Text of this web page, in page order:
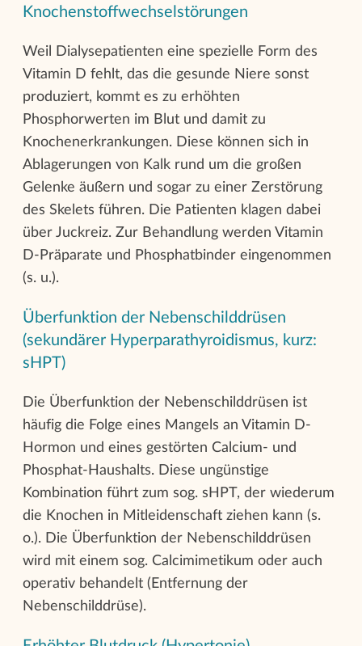
Knochenstoﬀwechselstörungen
Weil Dialysepatienten eine spezielle Form des
Vitamin D fehlt, das die gesunde Niere sonst
produziert, kommt es zu erhöhten
Phosphorwerten im Blut und damit zu
Knochenerkrankungen. Diese können sich in
Ablagerungen von Kalk rund um die großen
Gelenke äußern und sogar zu einer Zerstörung
des Skelets führen. Die Patienten klagen dabei
über Juckreiz. Zur Behandlung werden Vitamin
D-Präparate und Phosphatbinder eingenommen
(s. u.).
Überfunktion der Nebenschilddrüsen
(sekundärer Hyperparathyroidismus, kurz:
sHPT)
Die Überfunktion der Nebenschilddrüsen ist
häufig die Folge eines Mangels an Vitamin D-
Hormon und eines gestörten Calcium- und
Phosphat-Haushalts. Diese ungünstige
Kombination führt zum sog. sHPT, der wiederum
die Knochen in Mitleidenschaft ziehen kann (s.
o.). Die Überfunktion der Nebenschilddrüsen
wird mit einem sog. Calcimimetikum oder auch
operativ behandelt (Entfernung der
Nebenschilddrüse).